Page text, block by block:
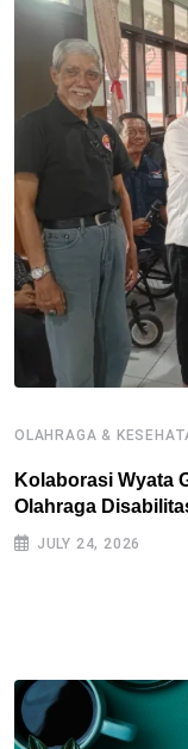
OLAHRAGA &
Kolaborasi Wyata
Olahraga
JULY 24, 2026